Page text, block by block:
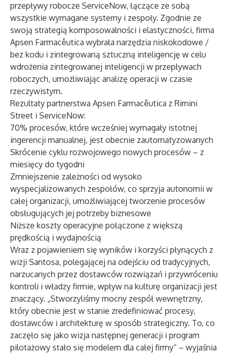
przepływy robocze ServiceNow, łączące ze sobą
wszystkie wymagane systemy i zespoły. Zgodnie ze
swoją strategią komposowalności i elastyczności, firma
Apsen Farmacêutica wybrała narzędzia niskokodowe /
bez kodu i zintegrowaną sztuczną inteligencję w celu
wdrożenia zintegrowanej inteligencji w przepływach
roboczych, umożliwiając analizę operacji w czasie
rzeczywistym.
Rezultaty partnerstwa Apsen Farmacêutica z Rimini
Street i ServiceNow:
70% procesów, które wcześniej wymagały istotnej
ingerencji manualnej, jest obecnie zautomatyzowanych
Skrócenie cyklu rozwojowego nowych procesów – z
miesięcy do tygodni
Zmniejszenie zależności od wysoko
wyspecjalizowanych zespołów, co sprzyja autonomii w
całej organizacji, umożliwiającej tworzenie procesów
obsługujących jej potrzeby biznesowe
Niższe koszty operacyjne połączone z większą
prędkością i wydajnością
Wraz z pojawieniem się wyników i korzyści płynących z
wizji Santosa, polegającej na odejściu od tradycyjnych,
narzucanych przez dostawców rozwiązań i przywróceniu
kontroli i władzy firmie, wpływ na kulturę organizacji jest
znaczący. „Stworzyliśmy mocny zespół wewnętrzny,
który obecnie jest w stanie zredefiniować procesy,
dostawców i architekturę w sposób strategiczny. To, co
zaczęło się jako wizja następnej generacji i program
pilotażowy stało się modelem dla całej firmy” – wyjaśnia